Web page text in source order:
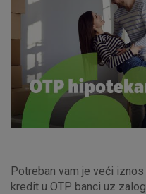
Potreban vam je veći
kredit u OTP banci uz